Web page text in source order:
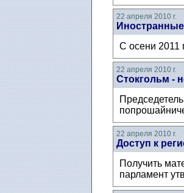
22 апреля 2010 г.
С осени 2011
22 апреля 2010 г.
Стокгольм -
22 апреля 2010 г.
Доступ к
Получить
парламент